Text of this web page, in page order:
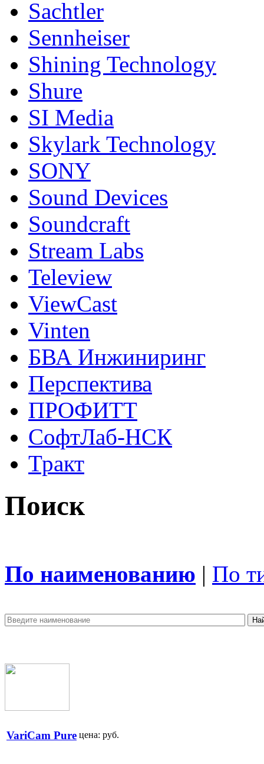
Sachtler
Sennheiser
Shining Technology
Shure
SI Media
Skylark Technology
SONY
Sound Devices
Soundcraft
Stream Labs
Teleview
ViewCast
Vinten
БВА Инжиниринг
Перспектива
ПРОФИТТ
СофтЛаб-НСК
Тракт
Поиск
По наименованию | По
VariCam Pure цена: руб.